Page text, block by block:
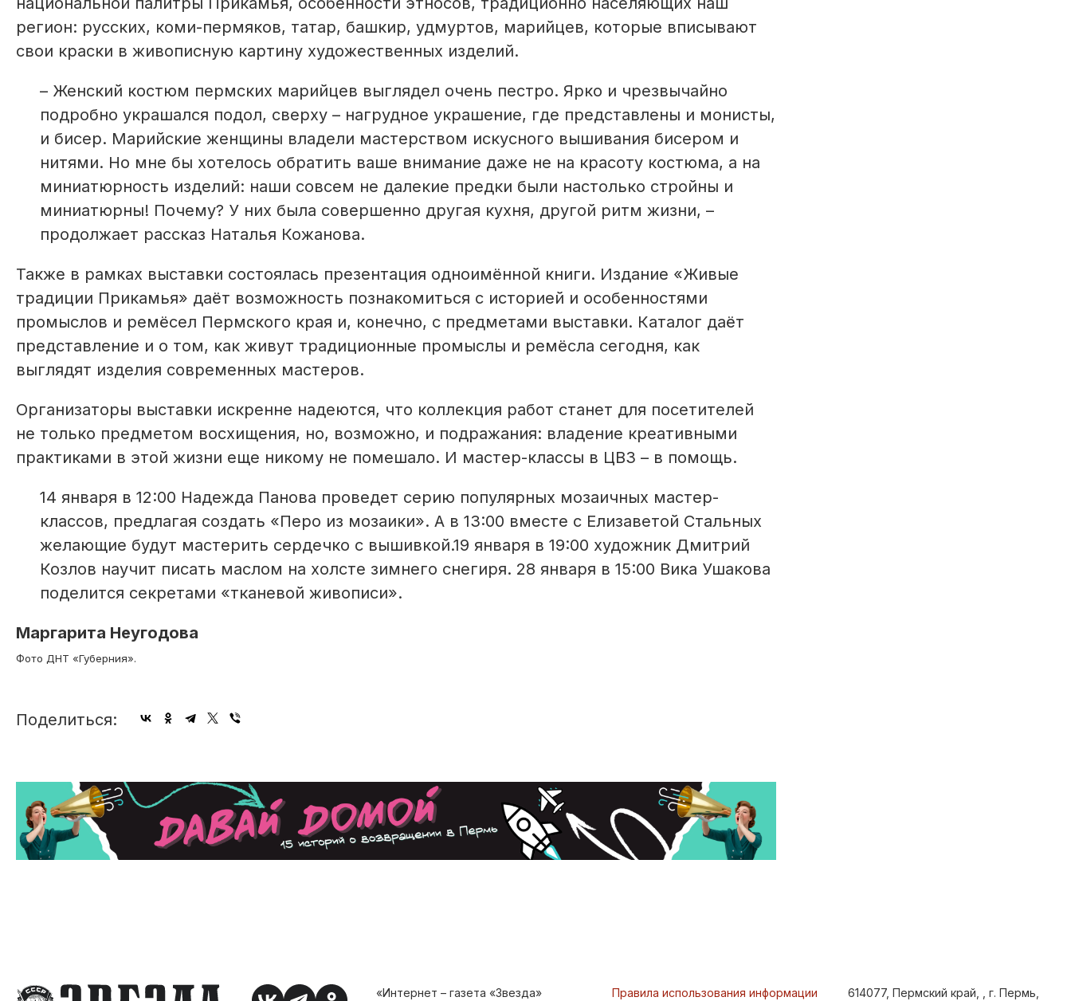
регион: русских, коми-пермяков, татар, башкир, удмуртов, марийцев, которые вписывают
свои краски в живописную картину художественных изделий.
– Женский костюм пермских марийцев выглядел очень пестро. Ярко и чрезвычайно
подробно украшался подол, сверху – нагрудное украшение, где представлены и монисты,
и бисер. Марийские женщины владели мастерством искусного вышивания бисером и
нитями. Но мне бы хотелось обратить ваше внимание даже не на красоту костюма, а на
миниатюрность изделий: наши совсем не далекие предки были настолько стройны и
миниатюрны! Почему? У них была совершенно другая кухня, другой ритм жизни, –
продолжает рассказ Наталья Кожанова.
Также в рамках выставки состоялась презентация одноимённой книги. Издание «Живые
традиции Прикамья» даёт возможность познакомиться с историей и особенностями
промыслов и ремёсел Пермского края и, конечно, с предметами выставки. Каталог даёт
представление и о том, как живут традиционные промыслы и ремёсла сегодня, как
выглядят изделия современных мастеров.
Организаторы выставки искренне надеются, что коллекция работ станет для посетителей
не только предметом восхищения, но, возможно, и подражания: владение креативными
практиками в этой жизни еще никому не помешало. И мастер-классы в ЦВЗ – в помощь.
14 января в 12:00 Надежда Панова проведет серию популярных мозаичных мастер-
классов, предлагая создать «Перо из мозаики». А в 13:00 вместе с Елизаветой Стальных
желающие будут мастерить сердечко с вышивкой.19 января в 19:00 художник Дмитрий
Козлов научит писать маслом на холсте зимнего снегиря. 28 января в 15:00 Вика Ушакова
поделится секретами «тканевой живописи».
Маргарита Неугодова
Фото ДНТ «Губерния».
Поделиться:
«Интернет – газета «Звезда» Правила использования информации 614077, Пермский край, , г. Пермь,